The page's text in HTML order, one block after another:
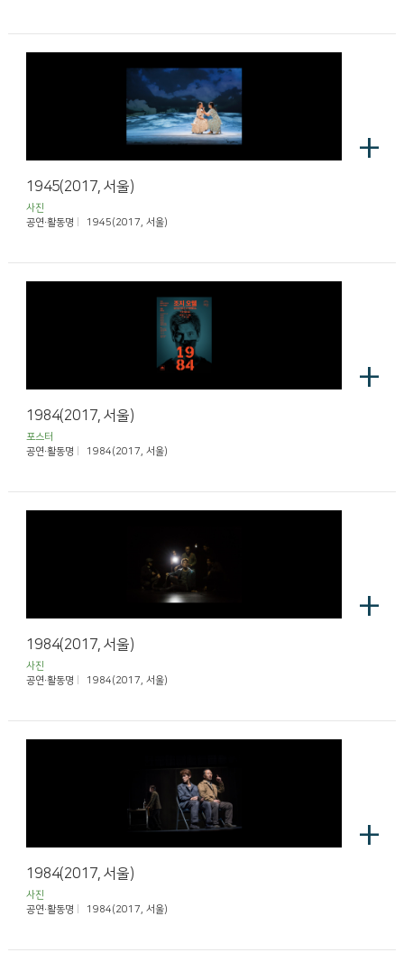
1945(2017, 서울)
+
사진
공연·활동명
1945(2017, 서울)
1984(2017, 서울)
+
포스터
공연·활동명
1984(2017, 서울)
1984(2017, 서울)
+
사진
공연·활동명
1984(2017, 서울)
1984(2017, 서울)
+
사진
공연·활동명
1984(2017, 서울)